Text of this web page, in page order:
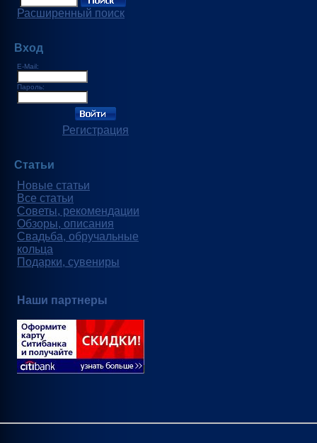
Расширенный поиск
Вход
E-Mail:
Пароль:
Регистрация
Статьи
Новые статьи
Все статьи
Советы, рекомендации
Обзоры, описания
Свадьба, обручальные
кольца
Подарки, сувениры
Наши партнеры